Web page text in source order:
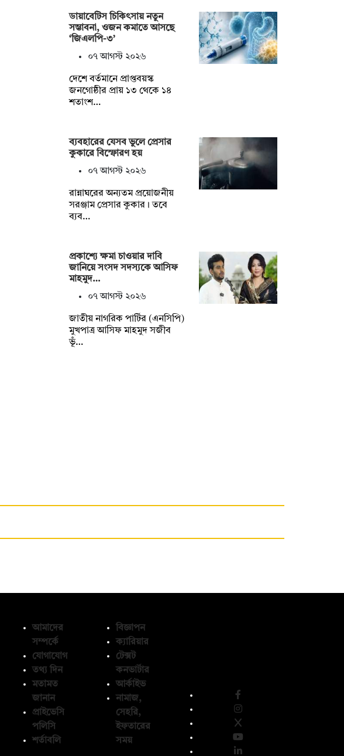
ডায়াবেটিস চিকিৎসায় নতুন
সম্ভাবনা, ওজন কমাতে আসছে
‘জিএলপি-৩’
০৭ আগস্ট ২০২৬
দেশে বর্তমানে প্রাপ্তবয়স্ক
জনগোষ্ঠীর প্রায় ১৩ থেকে ১৪
শতাংশ…
ব্যবহারের যেসব ভুলে প্রেসার
কুকারে বিস্ফোরণ হয়
০৭ আগস্ট ২০২৬
রান্নাঘরের অন্যতম প্রয়োজনীয়
সরঞ্জাম প্রেসার কুকার। তবে
ব্যব…
প্রকাশ্যে ক্ষমা চাওয়ার দাবি
জানিয়ে সংসদ সদস্যকে আসিফ
মাহমুদ…
০৭ আগস্ট ২০২৬
জাতীয় নাগরিক পার্টির (এনসিপি)
মুখপাত্র আসিফ মাহমুদ সজীব
ভূঁ…
আমাদের
সম্পর্কে
যোগাযোগ
তথ্য দিন
মতামত
জানান
প্রাইভেসি
পলিসি
শর্তাবলি
বিজ্ঞাপন
ক্যারিয়ার
টেক্সট
কনভার্টার
আর্কাইভ
নামাজ,
সেহরি,
ইফতারের
সময়